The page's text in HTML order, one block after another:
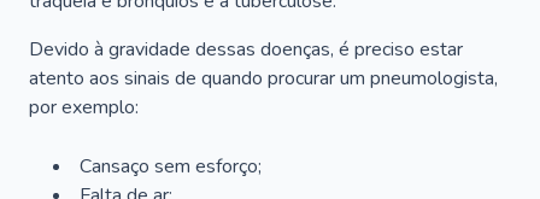
Devido à gravidade dessas doenças, é preciso estar
atento aos sinais de quando procurar um pneumologista,
por exemplo:
Cansaço sem esforço;